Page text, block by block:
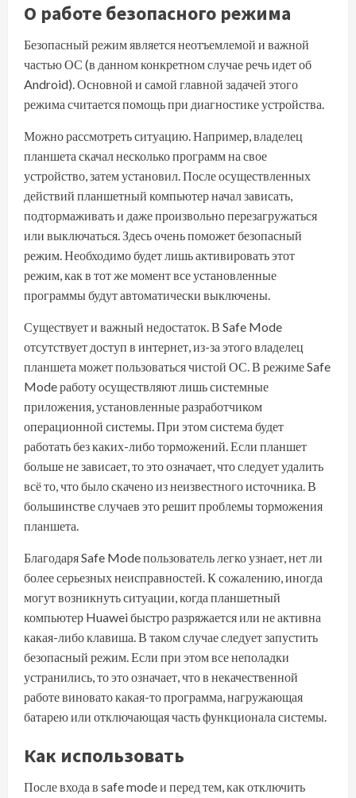
О работе безопасного режима
Безопасный режим является неотъемлемой и важной
частью ОС (в данном конкретном случае речь идет об
Android). Основной и самой главной задачей этого
режима считается помощь при диагностике устройства.
Можно рассмотреть ситуацию. Например, владелец
планшета скачал несколько программ на свое
устройство, затем установил. После осуществленных
действий планшетный компьютер начал зависать,
подтормаживать и даже произвольно перезагружаться
или выключаться. Здесь очень поможет безопасный
режим. Необходимо будет лишь активировать этот
режим, как в тот же момент все установленные
программы будут автоматически выключены.
Существует и важный недостаток. В Safe Mode
отсутствует доступ в интернет, из-за этого владелец
планшета может пользоваться чистой ОС. В режиме Safe
Mode работу осуществляют лишь системные
приложения, установленные разработчиком
операционной системы. При этом система будет
работать без каких-либо торможений. Если планшет
больше не зависает, то это означает, что следует удалить
всё то, что было скачено из неизвестного источника. В
большинстве случаев это решит проблемы торможения
планшета.
Благодаря Safe Mode пользователь легко узнает, нет ли
более серьезных неисправностей. К сожалению, иногда
могут возникнуть ситуации, когда планшетный
компьютер Huawei быстро разряжается или не активна
какая-либо клавиша. В таком случае следует запустить
безопасный режим. Если при этом все неполадки
устранились, то это означает, что в некачественной
работе виновато какая-то программа, нагружающая
батарею или отключающая часть функционала системы.
Как использовать
После входа в safe mode и перед тем, как отключить